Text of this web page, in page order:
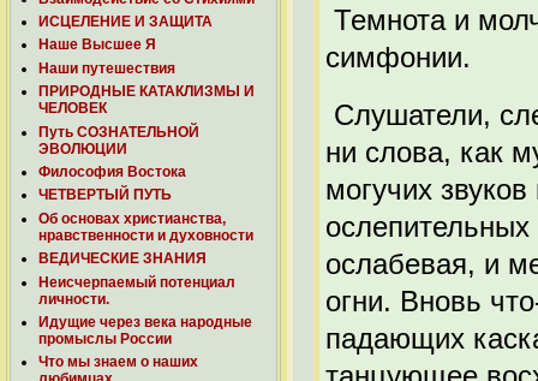
ИСЦЕЛЕНИЕ И ЗАЩИТА
Наше Высшее Я
Наши путешествия
ПРИРОДНЫЕ КАТАКЛИЗМЫ И
ЧЕЛОВЕК
Путь СОЗНАТЕЛЬНОЙ
ЭВОЛЮЦИИ
Философия Востока
ЧЕТВЕРТЫЙ ПУТЬ
Об основах христианства,
нравственности и духовности
ВЕДИЧЕСКИЕ ЗНАНИЯ
Неисчерпаемый потенциал
личности.
Идущие через века народные
промыслы России
Что мы знаем о наших
Темнота и
симфонии.
Слушатели,
ни слова, как
могучих
ослабевая, и
огни. Вновь
падающих